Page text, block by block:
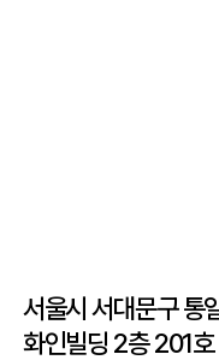
서울시 서대문구
화인빌딩 2층 201호